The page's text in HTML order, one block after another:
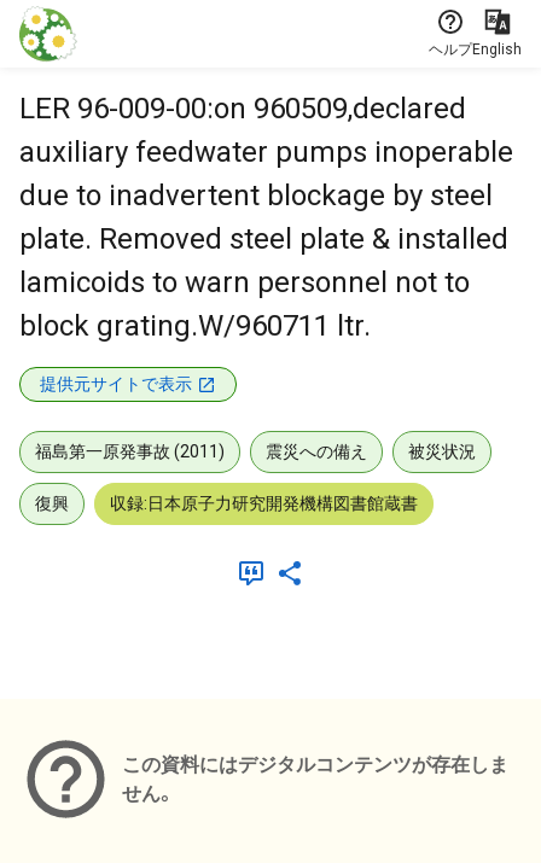
本文に飛ぶ
ヘルプEnglish
LER 96-009-00:on 960509,declared
auxiliary feedwater pumps inoperable
due to inadvertent blockage by steel
plate. Removed steel plate & installed
lamicoids to warn personnel not to
block grating.W/960711 ltr.
提供元サイトで表示
福島第一原発事故 (2011) 震災への備え 被災状況
復興 収録:日本原子力研究開発機構図書館蔵書
この資料にはデジタルコンテンツが存在しま
せん。